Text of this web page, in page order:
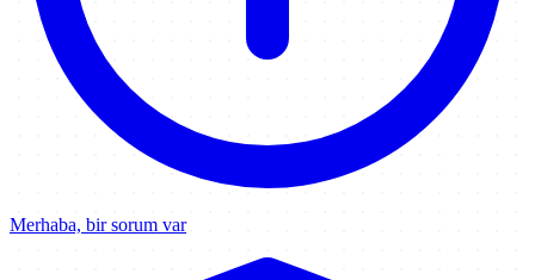
Merhaba, bir sorum var